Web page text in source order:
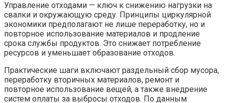
Управление отходами — ключ к снижению нагрузки на
свалки и окружающую среду. Принципы циркулярной
экономики предполагают не лише переработку, но и
повторное использование материалов и продление
срока службы продуктов. Это снижает потребление
ресурсов и уменьшает образование отходов.
Практические шаги включают раздельный сбор мусора,
переработку вторичных материалов, ремонт и
повторное использование вещей, а также внедрение
систем оплаты за выбросы отходов. По данным